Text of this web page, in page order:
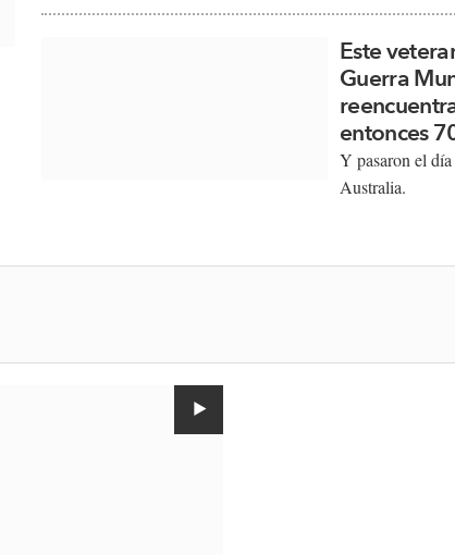
Este
Guerra
entonces
Y pasaron el
Australia.